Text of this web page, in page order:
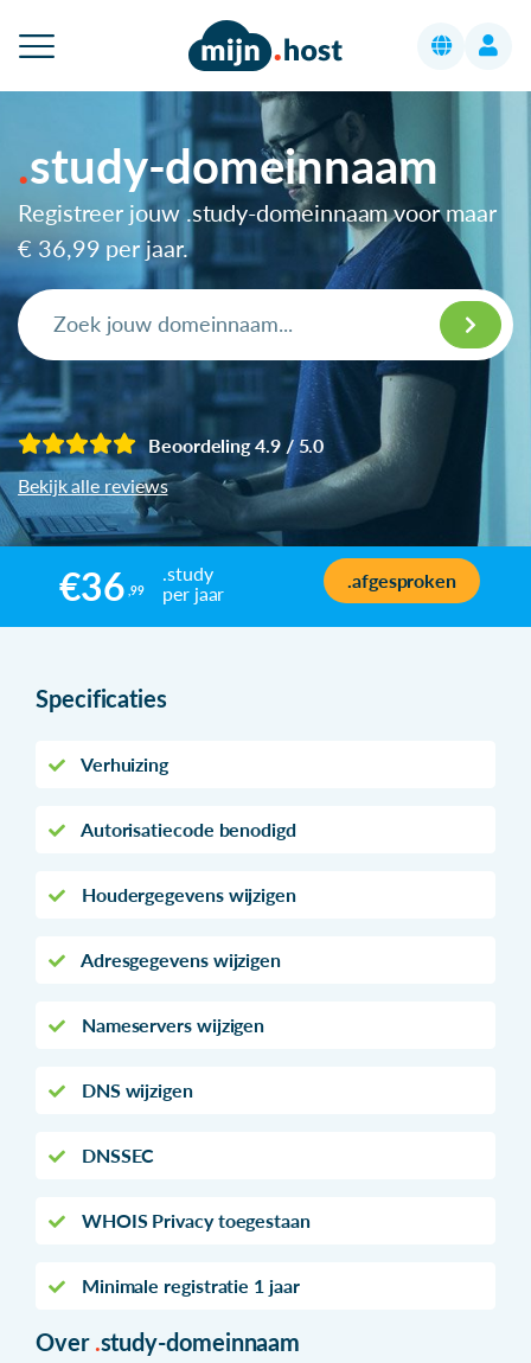
study-domeinnaam
Registreer jouw .study-domeinnaam voor maar
€ 36,99 per jaar.
Beoordeling 4.9 / 5.0
Bekijk alle reviews
€36 ,99
.study
per jaar
.afgesproken
Specificaties
Verhuizing
Autorisatiecode benodigd
Houdergegevens wijzigen
Adresgegevens wijzigen
Nameservers wijzigen
DNS wijzigen
DNSSEC
WHOIS Privacy toegestaan
Minimale registratie 1 jaar
Over .study-domeinnaam